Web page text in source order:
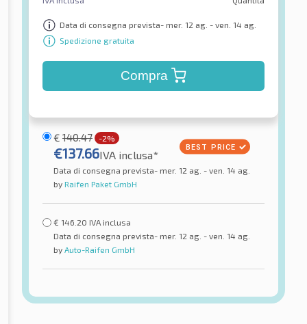
Data di consegna prevista- mer. 12 ag. - ven. 14 ag.
Spedizione gratuita
Compra
€ 140.47 -2%
€137.66IVA inclusa*
Data di consegna prevista- mer. 12 ag. - ven. 14 ag.
by Raifen Paket GmbH
€ 146.20 IVA inclusa
Data di consegna prevista- mer. 12 ag. - ven. 14 ag.
by Auto-Raifen GmbH